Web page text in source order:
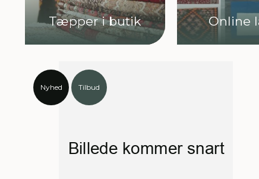
Tæpper i butik Online
Nyhed Tilbud